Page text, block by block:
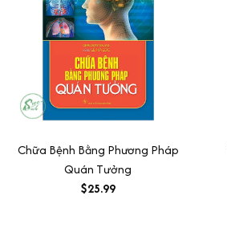
Chữa Bệnh Bằng Phương Pháp
Quán Tưởng
$25.99